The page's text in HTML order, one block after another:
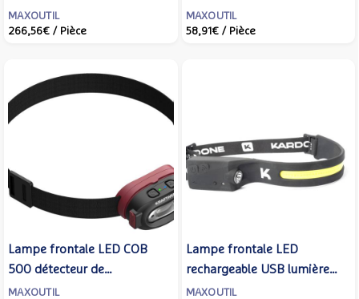
Bluetooth - Blanc 0095380
MAXOUTIL
266,56€ / Pièce
MAXOUTIL
58,91€ / Pièce
Lampe frontale LED COB
500 détecteur de
mouvement - KRAFTWERK -
MAXOUTIL
Lampe frontale LED
rechargeable USB lumière
blanche ou rouge -
MAXOUTIL